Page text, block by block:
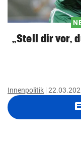
„Stell dir vor,
Innenpolitik